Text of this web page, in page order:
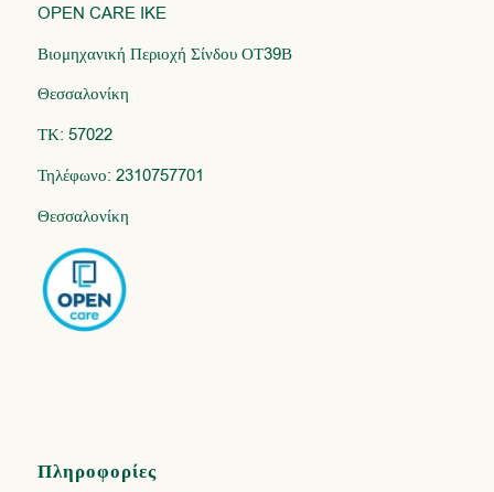
OPEN CARE IKE
Βιομηχανική Περιοχή Σίνδου ΟΤ39Β
Θεσσαλονίκη
ΤΚ: 57022
Τηλέφωνο: 2310757701
Θεσσαλονίκη
Πληροφορίες